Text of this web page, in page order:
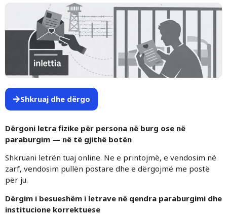
Shkruaj dhe dërgo
Dërgoni letra fizike për persona në burg ose në
paraburgim — në të gjithë botën
Shkruani letrën tuaj online. Ne e printojmë, e vendosim në
zarf, vendosim pullën postare dhe e dërgojmë me postë
për ju.
Dërgim i besueshëm i letrave në qendra paraburgimi dhe
institucione korrektuese